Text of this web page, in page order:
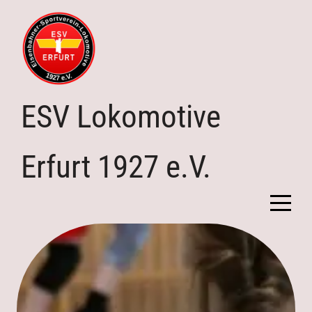
ESV Lokomotive
Erfurt 1927 e.V.
Home
Verein
Abteilungen
Downloads